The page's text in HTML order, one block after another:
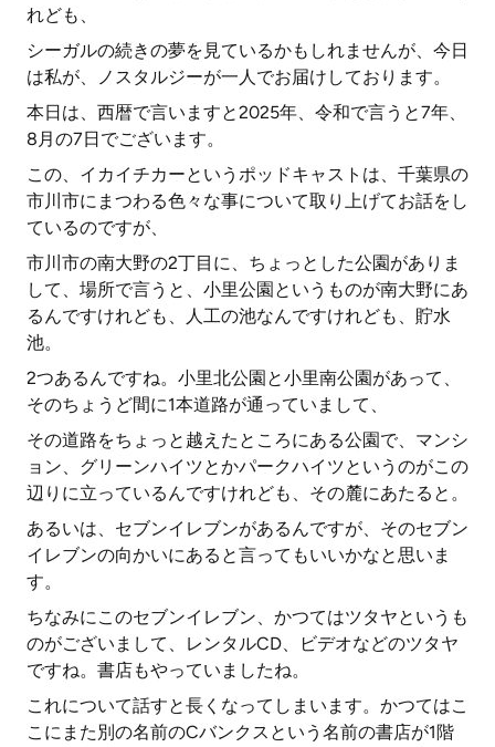
れども、
シーガルの続きの夢を見ているかもしれませんが、今日
は私が、ノスタルジーが一人でお届けしております。
本日は、西暦で言いますと2025年、令和で言うと7年、
8月の7日でございます。
この、イカイチカーというポッドキャストは、千葉県の
市川市にまつわる色々な事について取り上げてお話をし
ているのですが、
市川市の南大野の2丁目に、ちょっとした公園がありま
して、場所で言うと、小里公園というものが南大野にあ
るんですけれども、人工の池なんですけれども、貯水
池。
2つあるんですね。小里北公園と小里南公園があって、
そのちょうど間に1本道路が通っていまして、
その道路をちょっと越えたところにある公園で、マンシ
ョン、グリーンハイツとかパークハイツというのがこの
辺りに立っているんですけれども、その麓にあたると。
あるいは、セブンイレブンがあるんですが、そのセブン
イレブンの向かいにあると言ってもいいかなと思いま
す。
ちなみにこのセブンイレブン、かつてはツタヤというも
のがございまして、レンタルCD、ビデオなどのツタヤ
ですね。書店もやっていましたね。
これについて話すと長くなってしまいます。かつてはこ
こにまた別の名前のCバンクスという名前の書店が1階